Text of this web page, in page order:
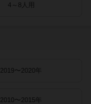
4～8人用
2019〜2020年
2010〜2015年